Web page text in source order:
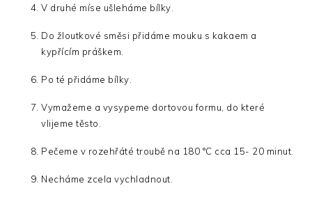
V druhé míse ušleháme bílky.
Do žloutkové směsi přidáme mouku s kakaem a
kypřícím práškem.
Po té přidáme bílky.
Vymažeme a vysypeme dortovou formu, do které
vlijeme těsto.
Pečeme v rozehřáté troubě na 180 °C cca 15- 20 minut.
Necháme zcela vychladnout.